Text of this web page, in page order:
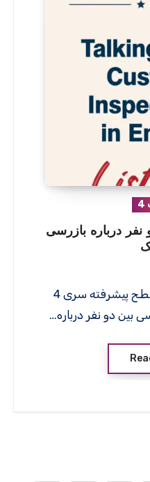
نفر درباره بازرسی